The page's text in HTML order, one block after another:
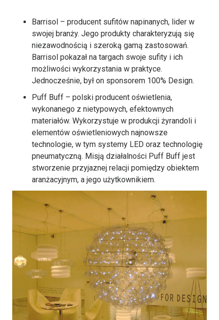
Barrisol – producent sufitów napinanych, lider w
swojej branży. Jego produkty charakteryzują się
niezawodnością i szeroką gamą zastosowań.
Barrisol pokazał na targach swoje sufity i ich
możliwości wykorzystania w praktyce.
Jednocześnie, był on sponsorem 100% Design.
Puff Buff – polski producent oświetlenia,
wykonanego z nietypowych, efektownych
materiałów. Wykorzystuje w produkcji żyrandoli i
elementów oświetleniowych najnowsze
technologie, w tym systemy LED oraz technologię
pneumatyczną. Misją działalności Puff Buff jest
stworzenie przyjaznej relacji pomiędzy obiektem
aranżacyjnym, a jego użytkownikiem.